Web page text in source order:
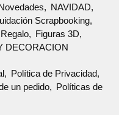
NAVIDAD
Scrapbooking
Figuras 3D
DECORACION
Política de Privacidad
un pedido
Políticas de